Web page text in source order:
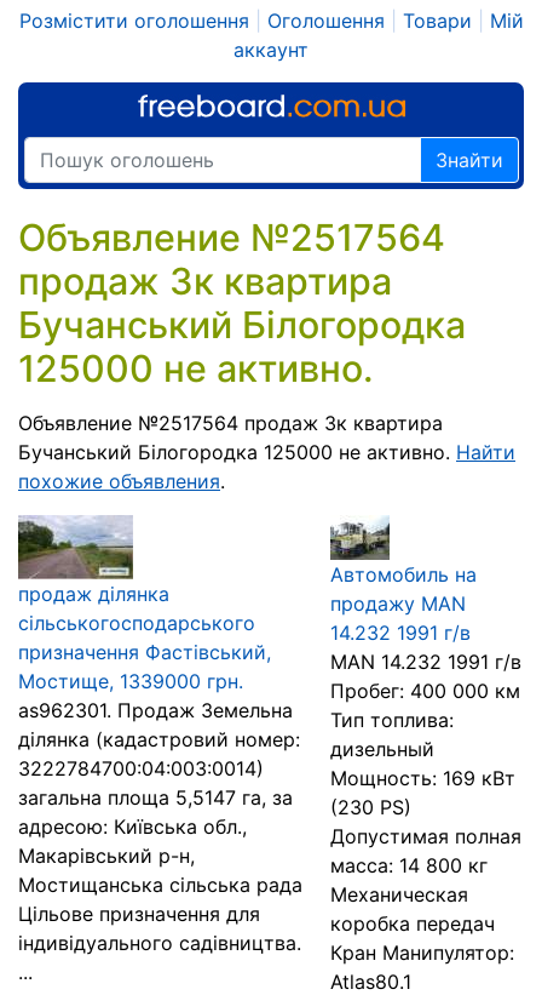
Розмістити оголошення Оголошення Товари
Мій
аккаунт
Знайти
Объявление №2517564
продаж 3к квартира
Бучанський Білогородка
125000 не активно.
Объявление №2517564 продаж 3к квартира
Бучанський Білогородка 125000 не активно. Найти
похожие объявления.
продаж ділянка
сільськогосподарського
призначення Фастівський,
Мостище, 1339000 грн.
as962301. Продаж Земельна
ділянка (кадастровий номер:
3222784700:04:003:0014)
загальна площа 5,5147 га, за
адресою: Київська обл.,
Макарівський р-н,
Мостищанська сільська рада
Цільове призначення для
індивідуального садівництва.
...
Автомобиль на
продажу MAN
14.232 1991 г/в
MAN 14.232 1991 г/в
Пробег: 400 000 км
Тип топлива:
дизельный
Мощность: 169 кВт
(230 PS)
Допустимая полная
масса: 14 800 кг
Механическая
коробка передач
Кран Манипулятор:
Atlas80.1